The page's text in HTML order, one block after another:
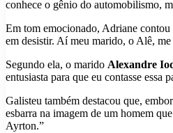
conhece o gênio do automobilismo,
Em tom emocionado, Adriane
em desistir. Aí meu marido, o Alê,
Segundo ela, o marido Alexandre
entusiasta para que eu contasse essa
Galisteu também destacou que,
esbarra na imagem de um homem
Ayrton.”